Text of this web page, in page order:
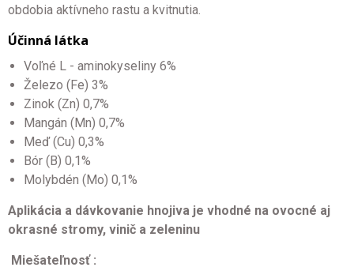
obdobia aktívneho rastu a kvitnutia.
Účinná látka
Voľné L - aminokyseliny 6%
Železo (Fe) 3%
Zinok (Zn) 0,7%
Mangán (Mn) 0,7%
Meď (Cu) 0,3%
Bór (B) 0,1%
Molybdén (Mo) 0,1%
Aplikácia a dávkovanie hnojiva je vhodné na ovocné aj
okrasné stromy, vinič a zeleninu
Miešateľnosť :